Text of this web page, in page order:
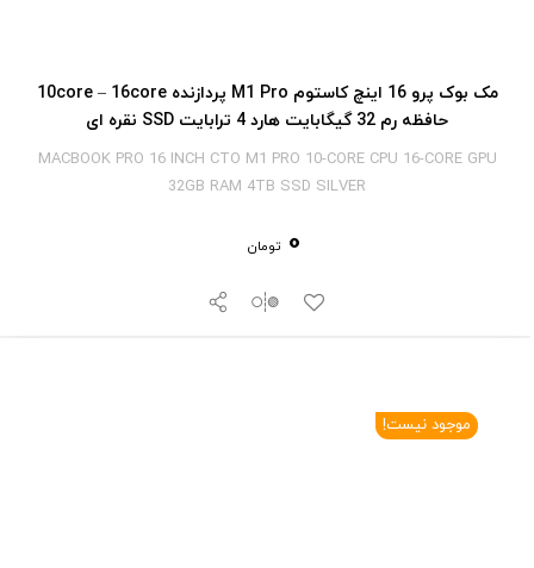
مک بوک پرو 16 اینچ کاستوم M1 Pro پردازنده 10core – 16core
حافظه رم 32 گیگابایت هارد 4 ترابایت SSD نقره ای
MACBOOK PRO 16 INCH CTO M1 PRO 10-CORE CPU 16-CORE GPU
32GB RAM 4TB SSD SILVER
0 تومان
موجود نیست!